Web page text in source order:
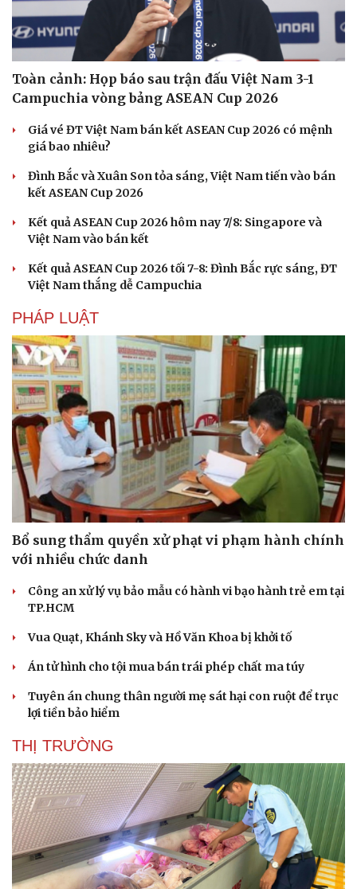
Du lịch
Tư vấn
Săn Tour
check-in
Cửa
Toàn cảnh: Họp báo sau trận đấu Việt Nam 3-1
Campuchia vòng bảng ASEAN Cup 2026
Giá vé ĐT Việt Nam bán kết ASEAN Cup 2026 có mệnh
giá bao nhiêu?
Đình Bắc và Xuân Son tỏa sáng, Việt Nam tiến vào bán
kết ASEAN Cup 2026
Kết quả ASEAN Cup 2026 hôm nay 7/8: Singapore và
Việt Nam vào bán kết
Kết quả ASEAN Cup 2026 tối 7-8: Đình Bắc rực sáng, ĐT
Việt Nam thắng dễ Campuchia
PHÁP LUẬT
Bổ sung thẩm quyền xử phạt vi phạm hành chính
với nhiều chức danh
Công an xử lý vụ bảo mẫu có hành vi bạo hành trẻ em tại
TP.HCM
Vua Quạt, Khánh Sky và Hồ Văn Khoa bị khởi tố
Án tử hình cho tội mua bán trái phép chất ma túy
Tuyên án chung thân người mẹ sát hại con ruột để trục
lợi tiền bảo hiểm
THỊ TRƯỜNG